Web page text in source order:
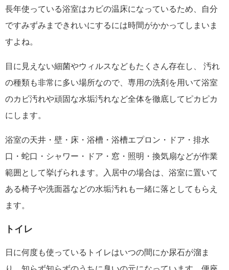
長年使っている浴室はカビの温床になっているため、自分
ですみずみまできれいにするには時間がかかってしまいま
すよね。
目に見えない細菌やウィルスなどもたくさん存在し、 汚れ
の種類も非常に多い場所なので、専用の洗剤を用いて浴室
のカビ汚れや頑固な水垢汚れなど全体を徹底してピカピカ
にします。
浴室の天井・壁・床・浴槽・浴槽エプロン・ドア・排水
口・蛇口・シャワー・ドア・窓・照明・換気扇などが作業
範囲として挙げられます。入居中の場合は、浴室に置いて
ある椅子や洗面器などの水垢汚れも一緒に落としてもらえ
ます。
トイレ
日に何度も使っているトイレはいつの間にか尿石が溜ま